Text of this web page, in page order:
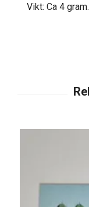
Vikt: Ca 4 gram.